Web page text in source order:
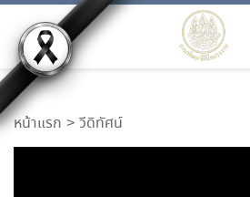
หน้าแรก วีดิทัศน์